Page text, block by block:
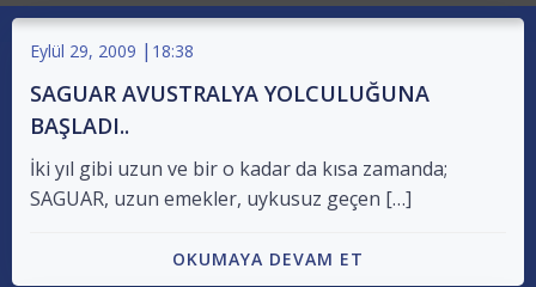
Eylül 29, 2009 | 18:38
SAGUAR AVUSTRALYA YOLCULUĞUNA
BAŞLADI..
İki yıl gibi uzun ve bir o kadar da kısa zamanda;
SAGUAR, uzun emekler, uykusuz geçen […]
OKUMAYA DEVAM ET